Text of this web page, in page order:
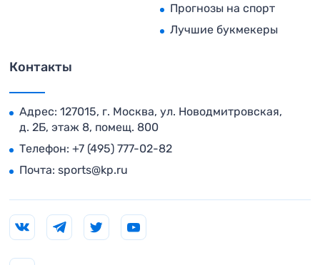
Прогнозы на спорт
Лучшие букмекеры
Контакты
Адрес: 127015, г. Москва, ул. Новодмитровская,
д. 2Б, этаж 8, помещ. 800
Телефон: +7 (495) 777-02-82
Почта: sports@kp.ru